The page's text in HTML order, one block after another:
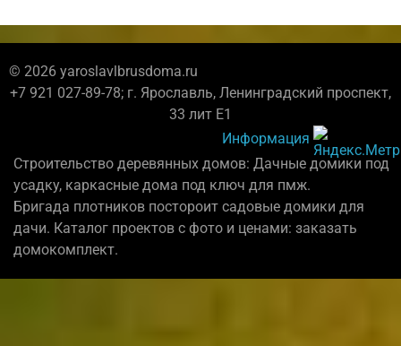
© 2026 yaroslavlbrusdoma.ru
+7 921 027-89-78; г. Ярославль, Ленинградский проспект,
33 лит Е1
Информация
Строительство деревянных домов: Дачные домики под
усадку, каркасные дома под ключ для пмж.
Бригада плотников постороит садовые домики для
дачи. Каталог проектов с фото и ценами: заказать
домокомплект.